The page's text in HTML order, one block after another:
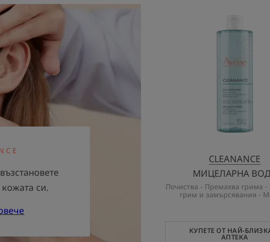
си.
CLEANANCE
МИЦЕЛАРНА
Почиства - Премахва грима
грим и замърсявания -
КУПЕТЕ ОТ НАЙ-
АПТЕКА